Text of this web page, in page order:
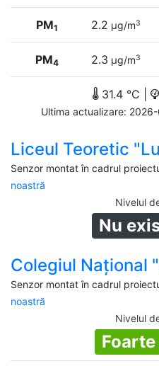
PM1 2.2 µg/m3
PM4 2.3 µg/m3
31.4 °C |
Ultima actualizare:
Liceul Teoretic
Senzor montat în cadrul
noastră
Nivelul
Nu
Colegiul Naţional
Senzor montat în cadrul
noastră
Nivelul